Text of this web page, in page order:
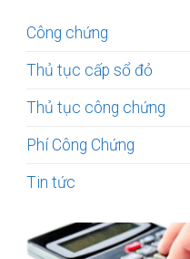
Công chứng
Thủ tục cấp sổ đỏ
Thủ tục công chứng
Phí Công Chứng
Tin tức